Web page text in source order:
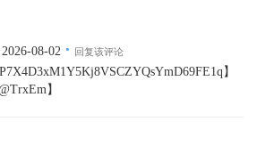
2026-08-02 · 回复该评论
】
】